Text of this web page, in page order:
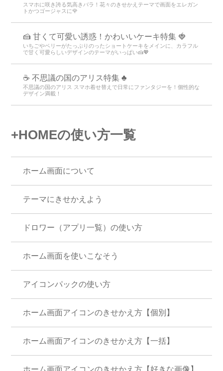
スマホに咲き誇る気高きバラ！花々のきせかえテーマで画面をエレガン
トかつゴージャスに🌹
🍰 甘くて可愛い誘惑！かわいいケーキ特集 🍓
いちごやベリーがたっぷりのったショートケーキをメインに、カラフル
で甘く可愛らしいデザインのテーマがいっぱい🍰💖
☕ 不思議の国のアリス特集 ♣
不思議の国のアリス スマホ着せ替えで日常にファンタジーを！個性的な
デザイン満載！
+HOMEの使い方一覧
ホーム画面について
テーマにきせかえよう
ドロワー（アプリ一覧）の使い方
ホーム画面を使いこなそう
アイコンパックの使い方
ホーム画面アイコンのきせかえ方【個別】
ホーム画面アイコンのきせかえ方【一括】
ホーム画面アイコンのきせかえ方【好きな画像】